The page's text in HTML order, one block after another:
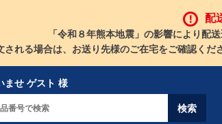
配
「令和８年熊本地震」の影響により配
れる場合は、お送り先様のご在宅をご確認く
ませ ゲスト 様